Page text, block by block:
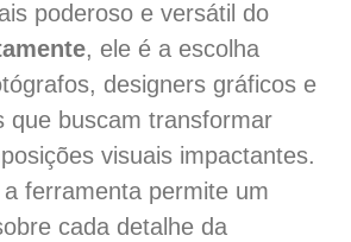
poderoso e versátil do
, ele é a escolha
designers gráficos e
que buscam transformar
visuais impactantes.
ferramenta permite um
cada detalhe da